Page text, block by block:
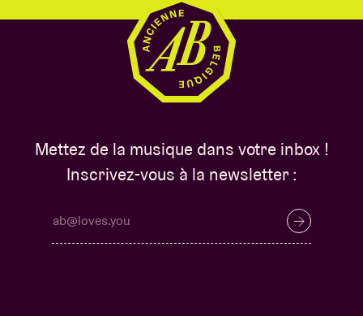
Mettez de la musique dans votre inbox !
Inscrivez-vous à la newsletter :